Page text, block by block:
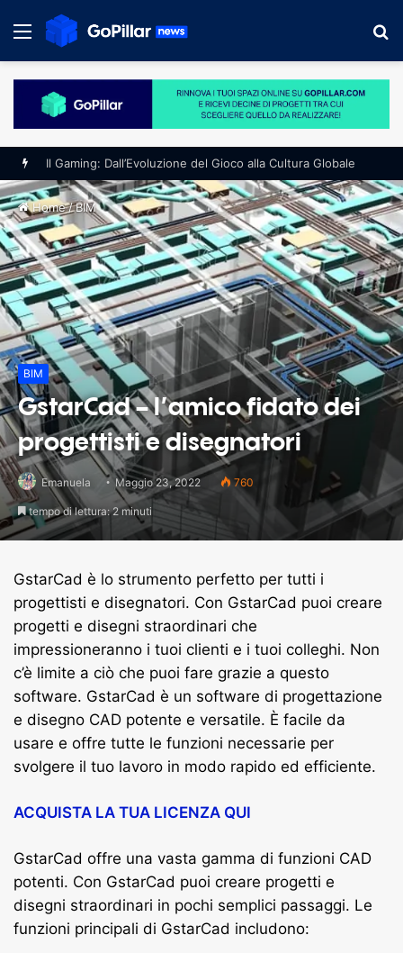
Menu
Il Gaming: Dall’Evoluzione del Gioco alla Cultura Globale
Home/BIM
BIM
GstarCad – l’amico fidato dei
progettisti e disegnatori
Emanuela Maggio 23, 2022 760
tempo di lettura: 2 minuti
GstarCad è lo strumento perfetto per tutti i
progettisti e disegnatori. Con GstarCad puoi creare
progetti e disegni straordinari che
impressioneranno i tuoi clienti e i tuoi colleghi. Non
c’è limite a ciò che puoi fare grazie a questo
software. GstarCad è un software di progettazione
e disegno CAD potente e versatile. È facile da
usare e offre tutte le funzioni necessarie per
svolgere il tuo lavoro in modo rapido ed efficiente.
ACQUISTA LA TUA LICENZA QUI
GstarCad offre una vasta gamma di funzioni CAD
potenti. Con GstarCad puoi creare progetti e
disegni straordinari in pochi semplici passaggi. Le
funzioni principali di GstarCad includono: